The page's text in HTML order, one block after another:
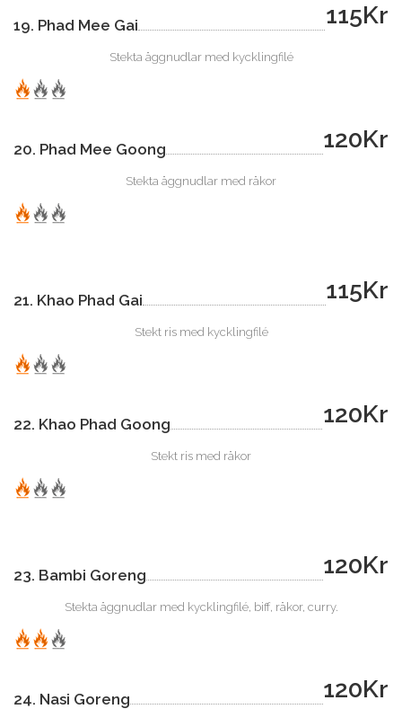
19. Phad Mee Gai 115Kr
Stekta äggnudlar med kycklingfilé
20. Phad Mee Goong 120Kr
Stekta äggnudlar med räkor
21. Khao Phad Gai 115Kr
Stekt ris med kycklingfilé
22. Khao Phad Goong 120Kr
Stekt ris med räkor
23. Bambi Goreng 120Kr
Stekta äggnudlar med kycklingfilé, biff, räkor, curry.
24. Nasi Goreng 120Kr